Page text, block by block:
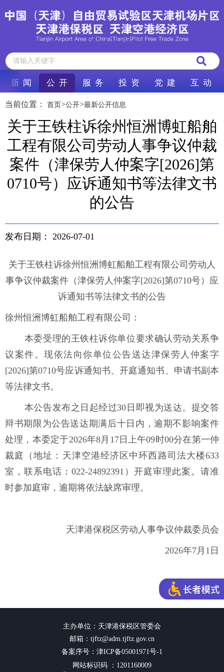
新 闻 公 开 服 务 投 资 党 建 互 动
当前位置： 首页>公开>最新公开信息
​关于王铁柱诉徐州恒洲博虹船舶
工程有限公司劳动人事争议仲裁
案件（津保劳人仲案字[2026]第
0710号）应诉通知书等法律文书
的公告
发布日期： 2026-07-01
关于王铁柱诉徐州恒洲博虹船舶工程有限公司劳动人
事争议仲裁案件（津保劳人仲案字[2026]第0710号）应
诉通知书等法律文书的公告
徐州恒洲博虹船舶工程有限公司：
本委受理的王铁柱诉你单位要求确认劳动关系争
议案件。现依法向你单位公告送达津保劳人仲案字
[2026]第0710号应诉通知书、开庭通知书、申请书副本
等法律文书。
本公告发布之日起经过30日即视为送达。提交答
辩书期限为公告送达期满后十日内，逾期不影响案件
处理，本委定于2026年8月17日上午09时00分在第一仲
裁庭（地址：天津空港经济区中环西路司法大楼633
室，联系电话：022-24892391）开庭审理此案。请准
时参加庭审，逾期将依法缺席审理。
天津港保税区劳动人事争议仲裁委员会
2026年7月1日
主办单位：天津港保税区管委会
邮箱：tjftz@adm.tjftz.gov.cn
备案序号：津ICP备05001971号-1
网站标识码 ：1201160009